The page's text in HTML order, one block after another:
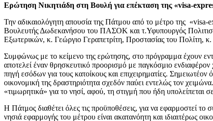
Ερώτηση Νικητιάδη στη Βουλή για επέκταση της «visa-
Την αδικαιολόγητη απουσία της Πάτμου από το μέτρο της «visa-
Βουλευτής Δωδεκανήσου του ΠΑΣΟΚ και τ.Υφυπουργός
Εξωτερικών, κ. Γεώργιο Γεραπετρίτη, Προστασίας του Πολίτη,
Συμφώνως με το κείμενο της ερώτησης, στο πρόγραμμα έχουν
αποτελεί έναν θρησκευτικό προορισμό με παγκόσμιο
πηγή εσόδων για τους κατοίκους και επιχειρηματίες.
οικονομική της δραστηριότητα σχεδόν παύει εντελώς τον
«τιμωρητικά» για το νησί, αφού, τη στιγμή που ήδη
Η Πάτμος διαθέτει όλες τις προϋποθέσεις, για να εφαρμοστεί
νησιά εφαρμογής του μέτρου είναι ακατανόητη και ιδιαιτέρως